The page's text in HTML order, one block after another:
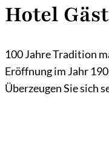
Hotel
100 Jahre Tradition
Eröffnung im Jahr
Überzeugen Sie sich